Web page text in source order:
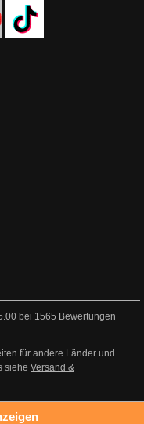
bei 1565 Bewertungen
für andere Länder und
siehe Versand &